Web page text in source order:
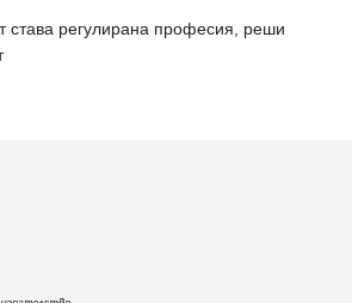
става регулирана професия, реши